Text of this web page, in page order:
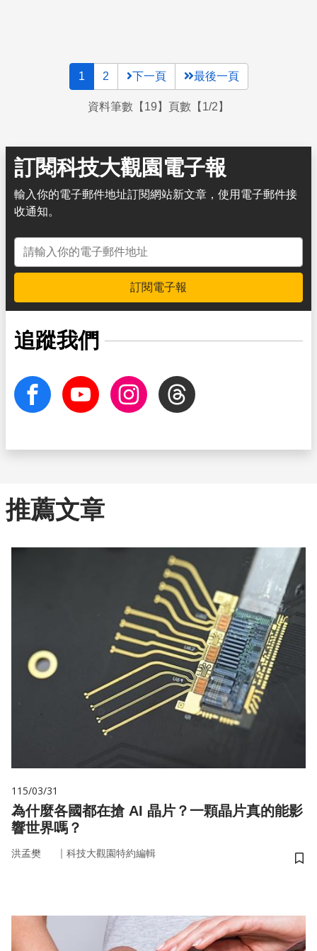
1 2 下一頁 最後一頁
資料筆數【19】頁數【1/2】
訂閱科技大觀園電子報
輸入你的電子郵件地址訂閱網站新文章，使用電子郵件接
收通知。
電子郵件地址
訂閱電子報
追蹤我們
facebook Youtube InstagramThreads
推薦文章
115/03/31
為什麼各國都在搶 AI 晶片？一顆晶片真的能影
響世界嗎？
洪孟樊 ｜ 科技大觀園特約編輯
儲